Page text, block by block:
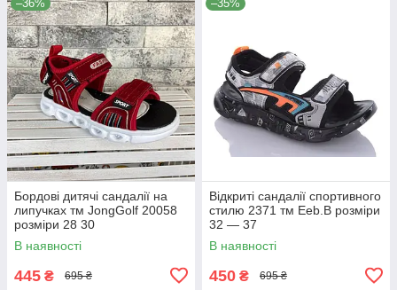
–36%
Бордові дитячі сандалії на
липучках тм JongGolf 20058
розміри 28 30
В наявності
445 ₴ 695 ₴
–35%
Відкриті сандалії спортивного
стилю 2371 тм Eeb.B розміри
32 — 37
В наявності
450 ₴ 695 ₴